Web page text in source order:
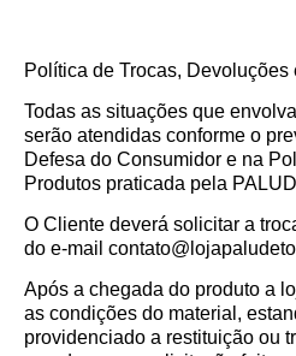
Política de Trocas, Devoluções
Todas as situações que
serão atendidas conforme o
Defesa do Consumidor e na
Produtos praticada pela
O Cliente deverá solicitar a
do e-mail
Após a chegada do produto a
as condições do material,
providenciado a restituição ou